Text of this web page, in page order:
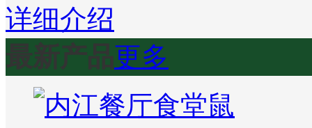
详细介绍
最新产品更多